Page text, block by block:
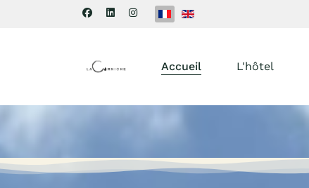
Sélectionnez votre langue
Accueil L'hôtel